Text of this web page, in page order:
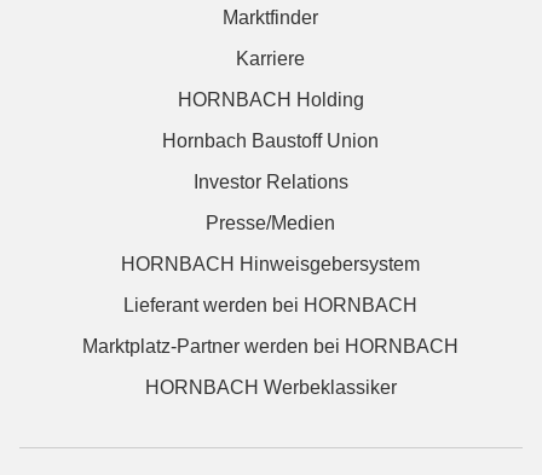
Marktfinder
Karriere
HORNBACH Holding
Hornbach Baustoff Union
Investor Relations
Presse/Medien
HORNBACH Hinweisgebersystem
Lieferant werden bei HORNBACH
Marktplatz-Partner werden bei HORNBACH
HORNBACH Werbeklassiker